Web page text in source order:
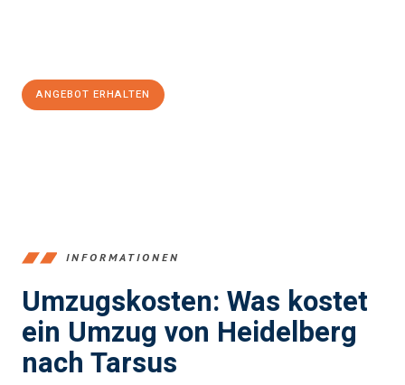
ANGEBOT ERHALTEN
INFORMATIONEN
Umzugskosten: Was kostet
ein Umzug von Heidelberg
nach Tarsus